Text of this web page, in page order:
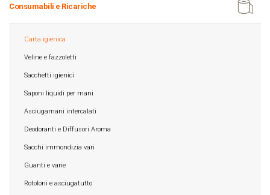
Consumabili e Ricariche
Carta igienica
Veline e fazzoletti
Sacchetti igienici
Saponi liquidi per mani
Asciugamani intercalati
Deodoranti e Diffusori Aroma
Sacchi immondizia vari
Guanti e varie
Rotoloni e asciugatutto